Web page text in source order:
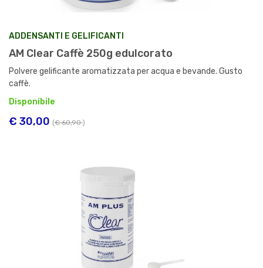
ADDENSANTI E GELIFICANTI
AM Clear Caffè 250g edulcorato
Polvere gelificante aromatizzata per acqua e bevande. Gusto
caffè.
Disponibile
€ 30,00 (€ 60,90)